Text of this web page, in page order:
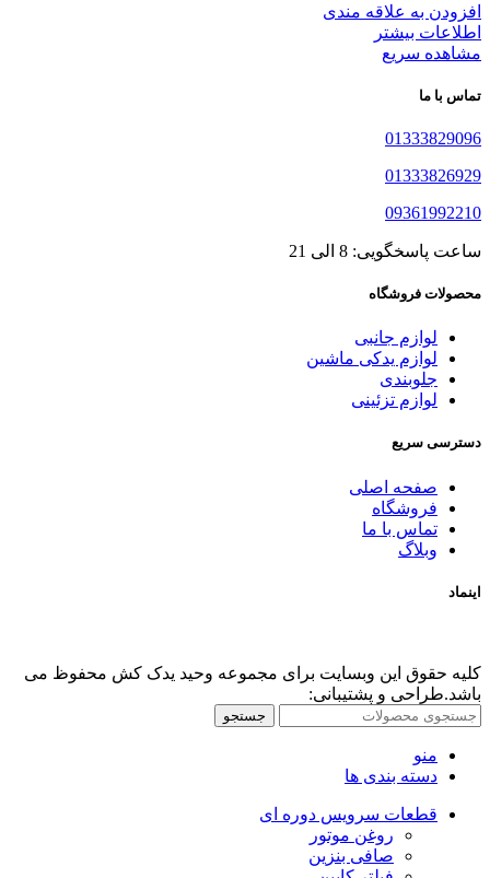
افزودن به علاقه مندی
اطلاعات بیشتر
مشاهده سریع
تماس با ما
01333829096
01333826929
09361992210
ساعت پاسخگویی: 8 الی 21
محصولات فروشگاه
لوازم جانبی
لوازم یدکی ماشین
جلوبندی
لوازم تزئینی
دسترسی سریع
صفحه اصلی
فروشگاه
تماس با ما
وبلاگ
اینماد
کلیه حقوق این وبسایت برای مجموعه وحید یدک کش محفوظ می
باشد.طراحی و پشتیبانی:
جستجو
منو
دسته بندی ها
قطعات سرویس دوره ای
روغن موتور
صافی بنزین